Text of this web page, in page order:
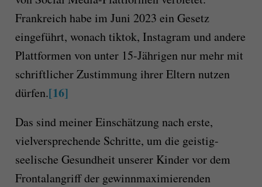
Frankreich habe im Juni 2023 ein Gesetz
eingeführt, wonach tiktok, Instagram und andere
Plattformen von unter 15-Jährigen nur mehr mit
schriftlicher Zustimmung ihrer Eltern nutzen
dürfen.[16]
Das sind meiner Einschätzung nach erste,
vielversprechende Schritte, um die geistig-
seelische Gesundheit unserer Kinder vor dem
Frontalangriff der gewinnmaximierenden